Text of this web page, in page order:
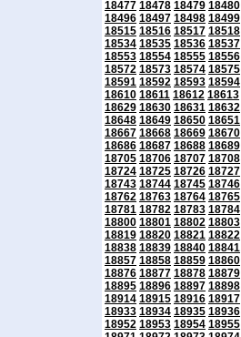
18477 18478 18479 18480
18496 18497 18498 18499
18515 18516 18517 18518
18534 18535 18536 18537
18553 18554 18555 18556
18572 18573 18574 18575
18591 18592 18593 18594
18610 18611 18612 18613
18629 18630 18631 18632
18648 18649 18650 18651
18667 18668 18669 18670
18686 18687 18688 18689
18705 18706 18707 18708
18724 18725 18726 18727
18743 18744 18745 18746
18762 18763 18764 18765
18781 18782 18783 18784
18800 18801 18802 18803
18819 18820 18821 18822
18838 18839 18840 18841
18857 18858 18859 18860
18876 18877 18878 18879
18895 18896 18897 18898
18914 18915 18916 18917
18933 18934 18935 18936
18952 18953 18954 18955